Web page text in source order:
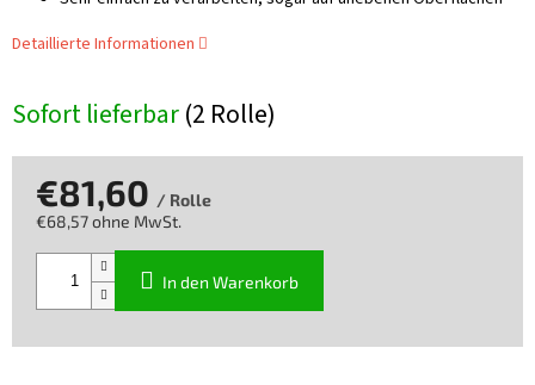
Sofort lieferbar(2 Rolle)
Detaillierte Informationen
€81,60 / Rolle
€68,57 ohne MwSt.
In den Warenkorb